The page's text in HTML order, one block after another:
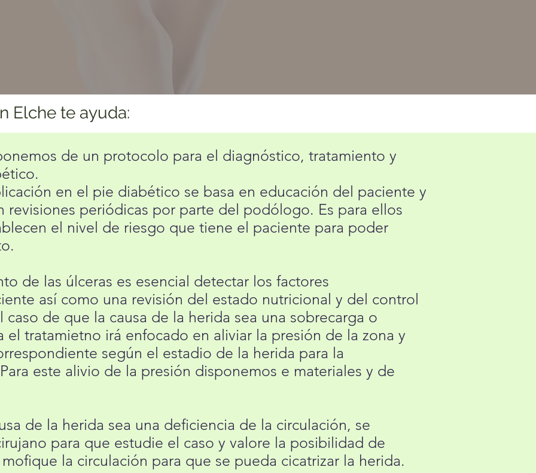
Elche te ayuda:
de un protocolo para el diagnóstico, tratamiento y
en el pie diabético se basa en educación del paciente y
revisiones periódicas por parte del podólogo. Es para ellos
el nivel de riesgo que tiene el paciente para poder
de las úlceras es esencial detectar los factores
así como una revisión del estado nutricional y del control
de que la causa de la herida sea una sobrecarga o
el tratamietno irá enfocado en aliviar la presión de la zona y
según el estadio de la herida para la
este alivio de la presión disponemos e materiales y de
de la herida sea una deficiencia de la circulación, se
para que estudie el caso y valore la posibilidad de
la circulación para que se pueda cicatrizar la herida.